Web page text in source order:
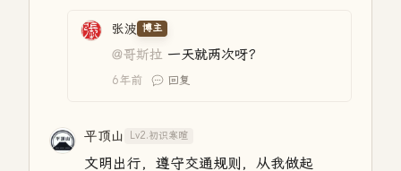
张波 博主
@哥斯拉 一天就两次呀？
6年前 回复
平顶山 Lv2.初识寒暄
文明出行，遵守交通规则，从我做起